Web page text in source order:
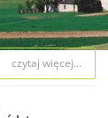
czytaj więcej...